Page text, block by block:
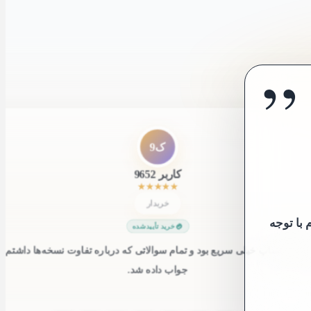
ک9
کاربر 9652
★★★★★
خریدار
خرید تأییدشده
واتساپ خیلی سریع بود و تمام سوالاتی که درباره تفاوت نسخه‌ها داشتم
جواب داده شد.
”
با توجه